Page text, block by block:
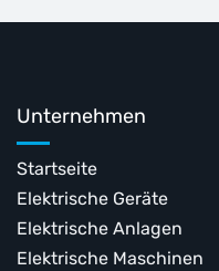
Unternehmen
Startseite
Elektrische Geräte
Elektrische Anlagen
Elektrische Maschinen